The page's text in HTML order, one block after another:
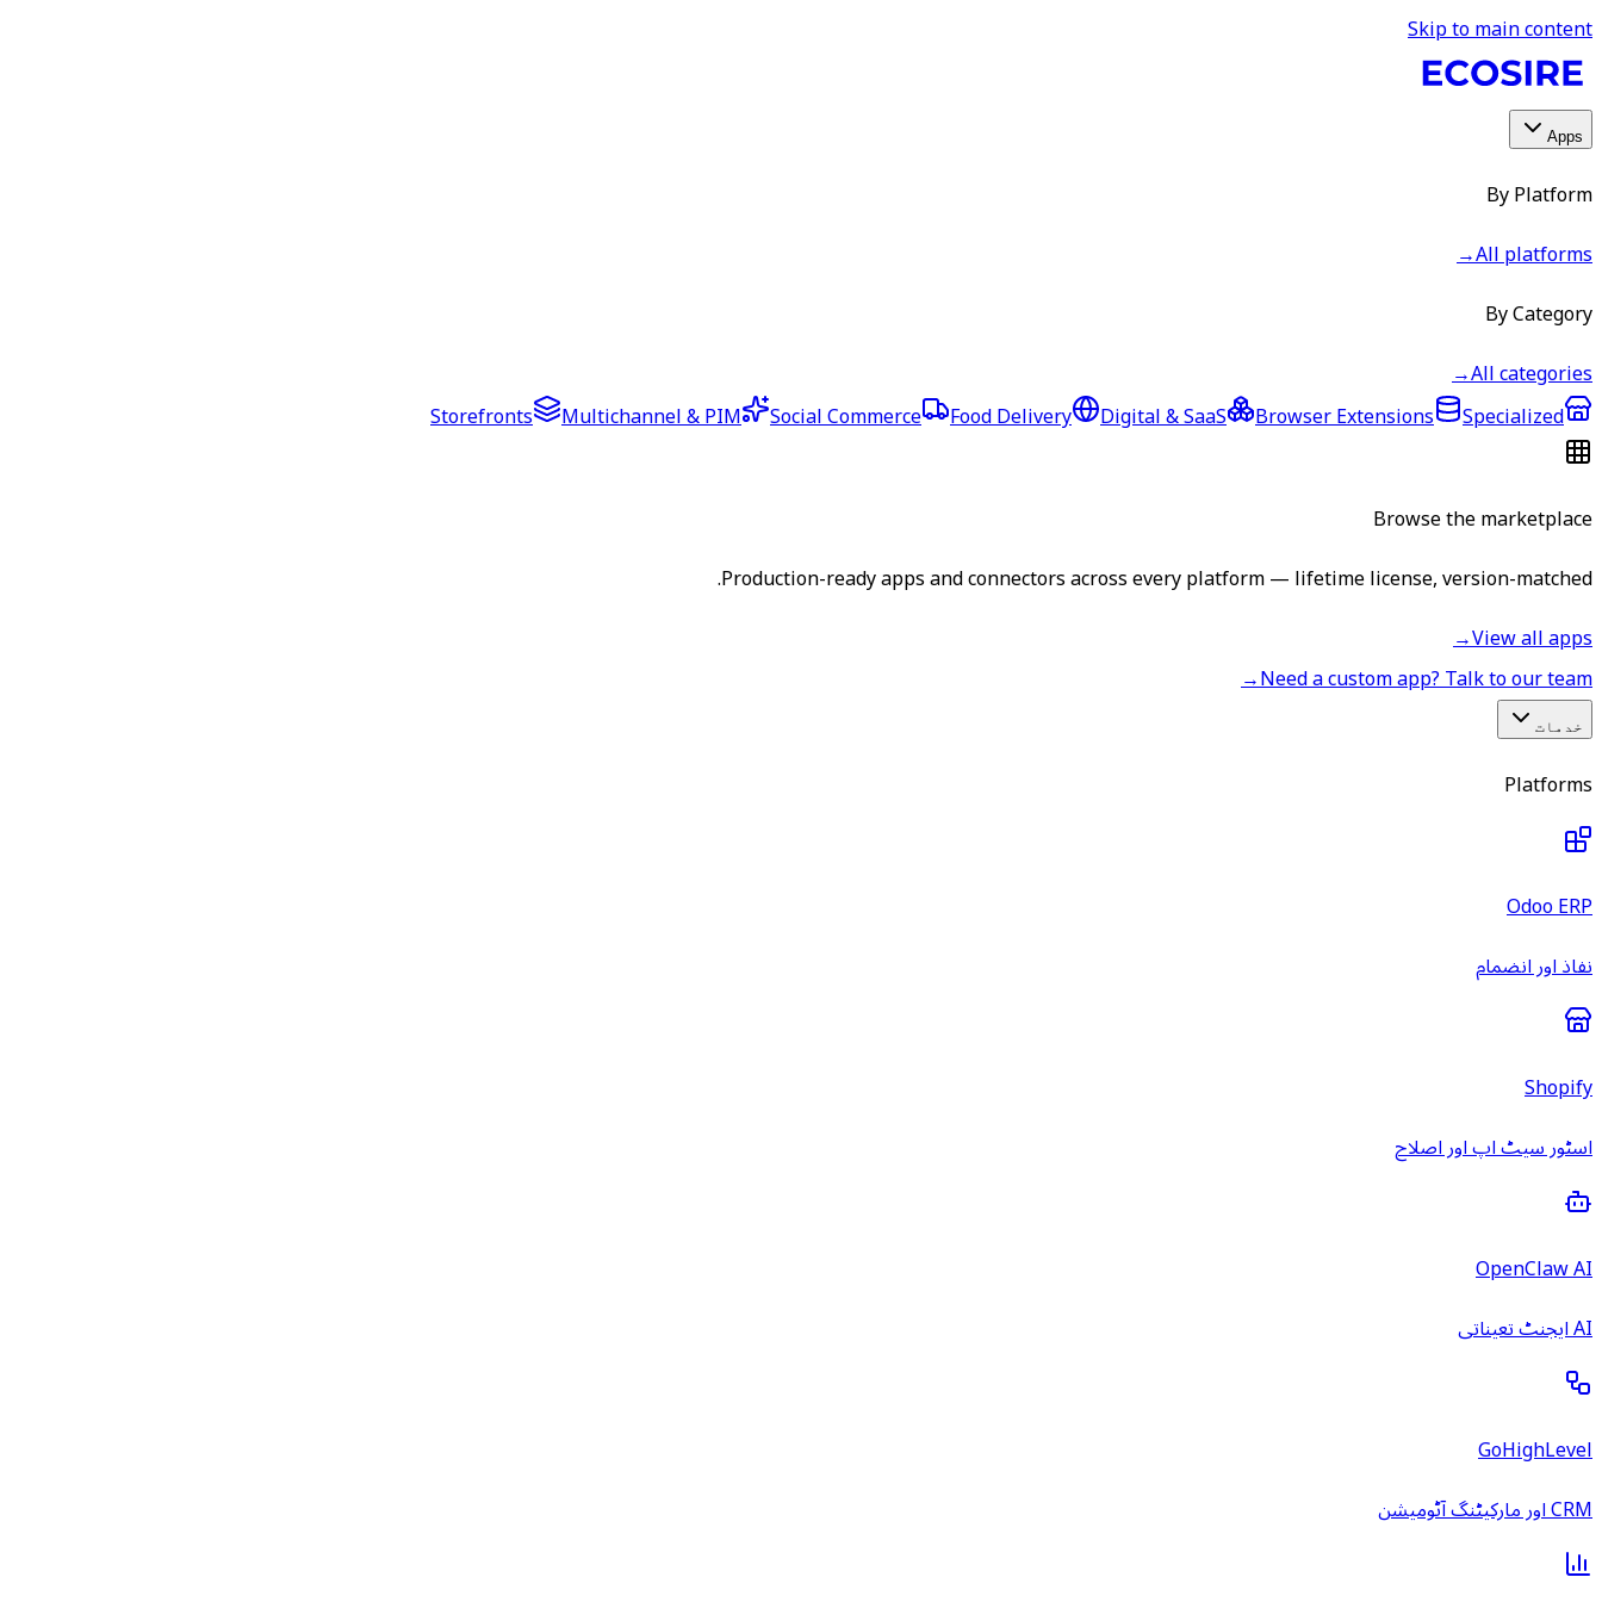
Skip to main content
Apps
By Platform
All platforms
→
By Category
All categories
→
Storefronts
Multichannel & PIM Social Commerce Food Delivery Digital & SaaS Browser Extensions Specialized
Browse the marketplace
Production-ready apps and connectors across every platform — lifetime license, version-matched.
View all apps
→
Need a custom app? Talk to our team
→
خدمات
Platforms
Odoo ERP
نفاذ اور انضمام
Shopify
اسٹور سیٹ اپ اور اصلاح
OpenClaw AI
AI ایجنٹ تعیناتی
GoHighLevel
CRM اور مارکیٹنگ آٹومیشن